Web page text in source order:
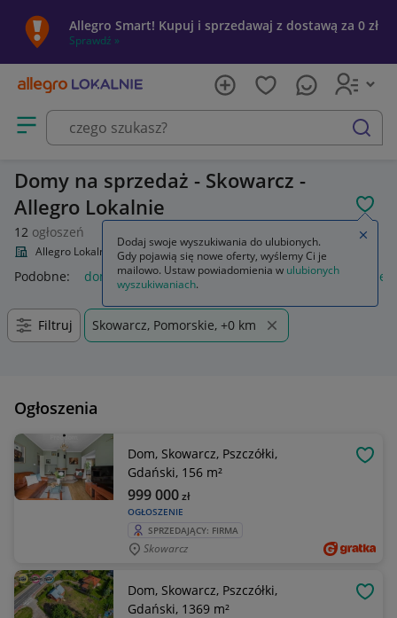
Allegro Smart! Kupuj i sprzedawaj z dostawą za 0 zł
Sprawdź »
Otwórz menu z kategoriami
szukaj
Domy na sprzedaż - Skowarcz -
Allegro Lokalnie
12 ogłoszeń
Allegro Lokalnie Nieruchomości Domy na sprzedaż
Podobne: domy na sprzedaż nieruchomości domy na
Filtruj Skowarcz, Pomorskie, +0 km
Ogłoszenia
Dom, Skowarcz, Pszczółki,
Gdański, 156 m²
OGŁOSZENIE
999 000zł
SPRZEDAJĄCY: FIRMA
Skowarcz
Dom, Skowarcz, Pszczółki,
Gdański, 1369 m²
Dodaj swoje wyszukiwania do ulubionych.
Gdy pojawią się nowe oferty, wyślemy Ci je
mailowo. Ustaw powiadomienia w ulubionych
wyszukiwaniach.